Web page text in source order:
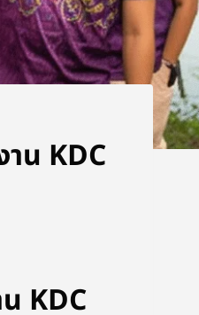
น KDC
KDC